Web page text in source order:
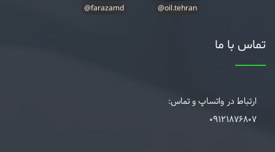
@oil.tehran
@farazamd
تماس با ما
ارتباط در واتساپ و تماس:
09121876807